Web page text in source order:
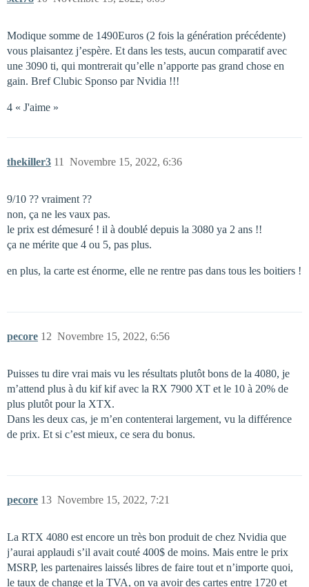
Modique somme de 1490Euros (2 fois la génération précédente)
vous plaisantez j’espère. Et dans les tests, aucun comparatif avec
une 3090 ti, qui montrerait qu’elle n’apporte pas grand chose en
gain. Bref Clubic Sponso par Nvidia !!!
4 « J'aime »
thekiller3 Novembre 15, 2022, 6:36
11
9/10 ?? vraiment ??
non, ça ne les vaux pas.
le prix est démesuré ! il à doublé depuis la 3080 ya 2 ans !!
ça ne mérite que 4 ou 5, pas plus.
en plus, la carte est énorme, elle ne rentre pas dans tous les boitiers !
pecore Novembre 15, 2022, 6:56
12
Puisses tu dire vrai mais vu les résultats plutôt bons de la 4080, je
m’attend plus à du kif kif avec la RX 7900 XT et le 10 à 20% de
plus plutôt pour la XTX.
Dans les deux cas, je m’en contenterai largement, vu la différence
de prix. Et si c’est mieux, ce sera du bonus.
pecore Novembre 15, 2022, 7:21
13
La RTX 4080 est encore un très bon produit de chez Nvidia que
j’aurai applaudi s’il avait couté 400$ de moins. Mais entre le prix
MSRP, les partenaires laissés libres de faire tout et n’importe quoi,
le taux de change et la TVA, on va avoir des cartes entre 1720 et